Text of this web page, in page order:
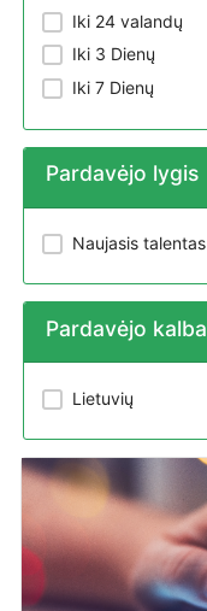
Iki 24 valandų
Iki 3 Dienų
Iki 7 Dienų
Pardavėjo lygis
Naujasis talentas
Pardavėjo kalba
Lietuvių